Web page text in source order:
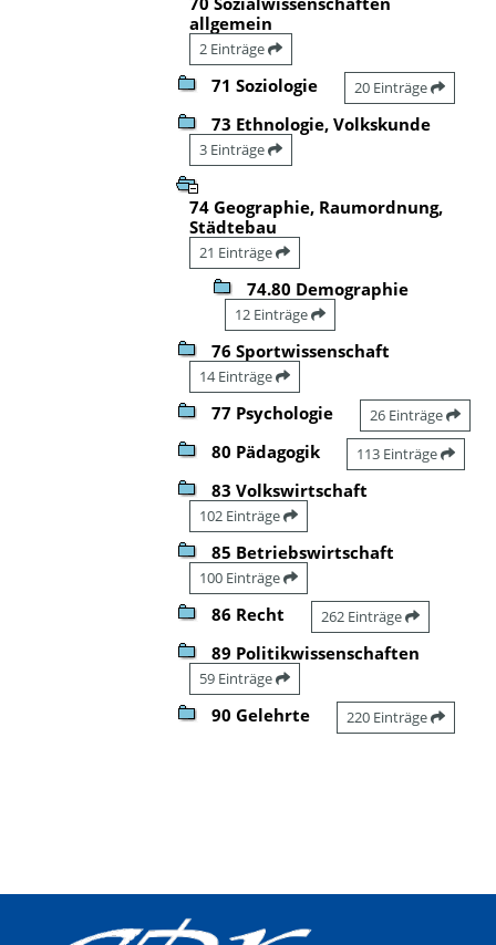
allgemein
2 Einträge
71 Soziologie 20 Einträge
73 Ethnologie, Volkskunde
3 Einträge
74 Geographie, Raumordnung,
Städtebau
21 Einträge
74.80 Demographie
12 Einträge
76 Sportwissenschaft
14 Einträge
77 Psychologie 26 Einträge
80 Pädagogik 113 Einträge
83 Volkswirtschaft
102 Einträge
85 Betriebswirtschaft
100 Einträge
86 Recht 262 Einträge
89 Politikwissenschaften
59 Einträge
90 Gelehrte 220 Einträge